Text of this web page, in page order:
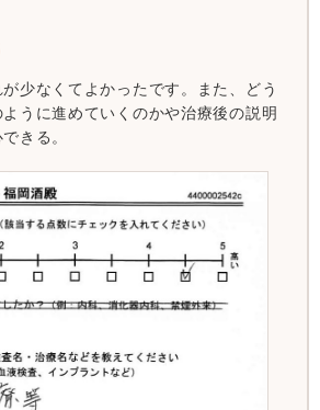
少なくてよかったです。また、どう
うに進めていくのかや治療後の説明
きる。